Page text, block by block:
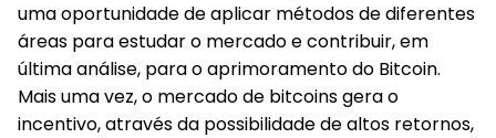
uma oportunidade de aplicar métodos de diferentes
áreas para estudar o mercado e contribuir, em
última análise, para o aprimoramento do Bitcoin.
Mais uma vez, o mercado de bitcoins gera o
incentivo, através da possibilidade de altos retornos,